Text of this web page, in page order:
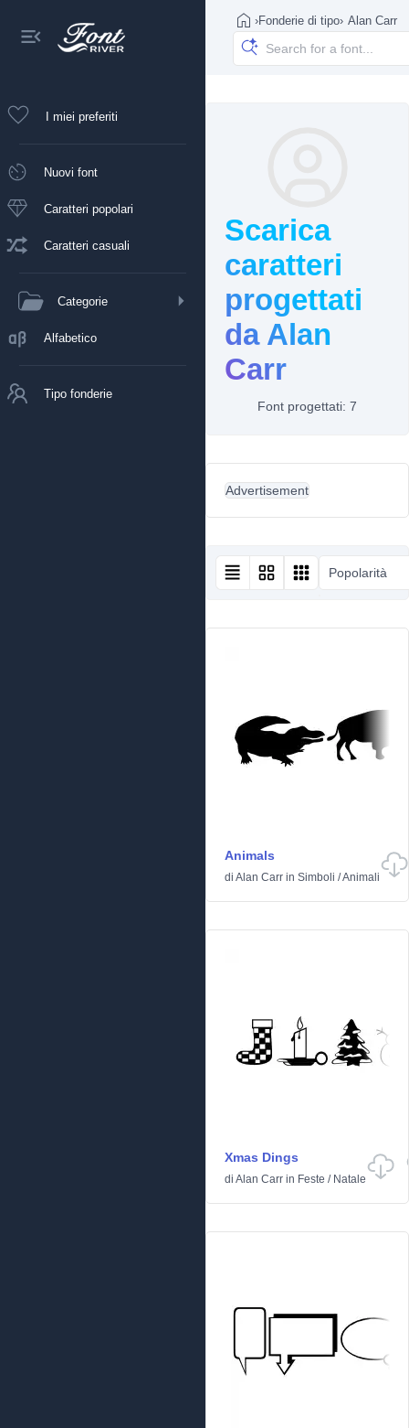
I miei preferiti
Nuovi font
Caratteri popolari
Caratteri casuali
Categorie
Alfabetico
Tipo fonderie
›Fonderie di tipo› Alan Carr
Scarica
caratteri
progettati
da Alan
Carr
Font progettati: 7
Advertisement
Popolarità
Animals
di Alan Carr in Simboli /Animali
Xmas Dings
di Alan Carr in Feste / Natale